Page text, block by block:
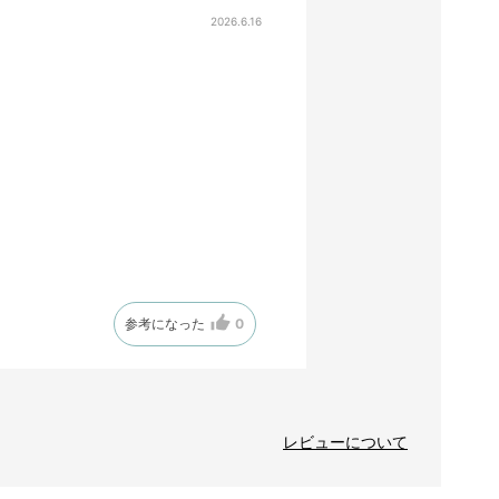
2026.6.16
参考になった 0
レビューについて